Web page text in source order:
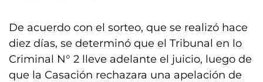
De acuerdo con el sorteo, que se realizó hace
diez días, se determinó que el Tribunal en lo
Criminal N° 2 lleve adelante el juicio, luego de
que la Casación rechazara una apelación de